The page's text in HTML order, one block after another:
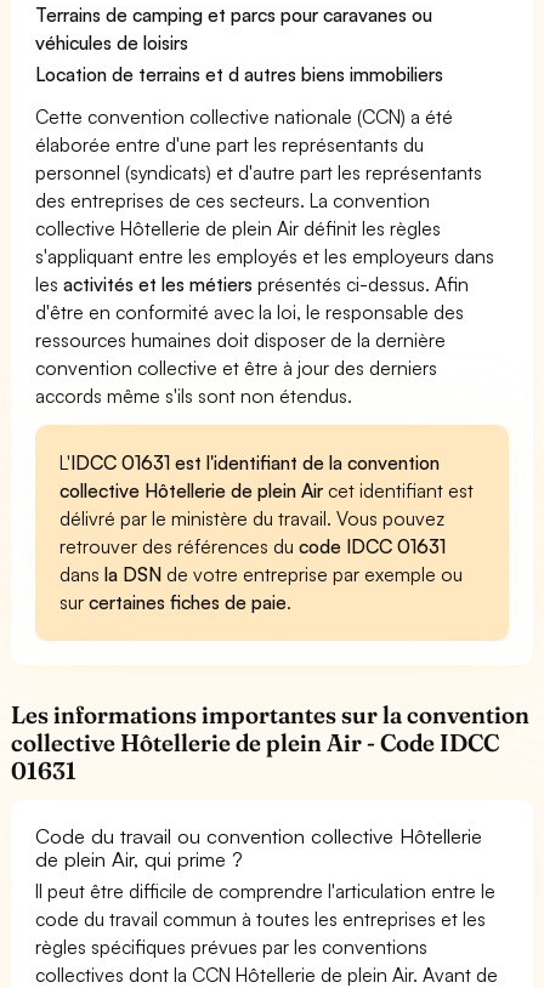
Terrains de camping et parcs pour caravanes ou
véhicules de loisirs
Location de terrains et d autres biens immobiliers
Cette convention collective nationale (CCN) a été
élaborée entre d'une part les représentants du
personnel (syndicats) et d'autre part les représentants
des entreprises de ces secteurs. La convention
collective Hôtellerie de plein Air définit les règles
s'appliquant entre les employés et les employeurs dans
lesactivités et les métiers présentés ci-dessus. Afin
d'être en conformité avec la loi, le responsable des
ressources humaines doit disposer de la dernière
convention collective et être à jour des derniers
accords même s'ils sont non étendus.
L'IDCC 01631 est l'identifiant de la convention
collective Hôtellerie de plein Air cet identifiant est
délivré par le ministère du travail. Vous pouvez
retrouver des références ducode IDCC 01631
dansla DSN de votre entreprise par exemple ou
surcertaines fiches de paie.
Les informations importantes sur la convention
collective Hôtellerie de plein Air - Code IDCC
01631
Code du travail ou convention collective Hôtellerie
de plein Air, qui prime ?
Il peut être difficile de comprendre l'articulation entre le
code du travail commun à toutes les entreprises et les
règles spécifiques prévues par les conventions
collectives dont la CCN Hôtellerie de plein Air. Avant de